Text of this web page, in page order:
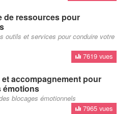
de ressources pour
outils et services pour conduire votre
7619 vues
accompagnement pour
émotions
blocages émotionnels
7965 vues